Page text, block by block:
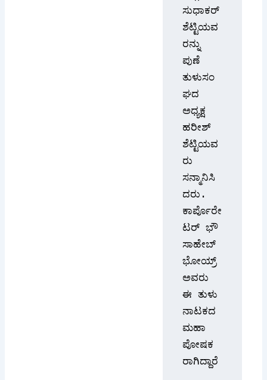
ಶೆಟ್ಟಿಯವ
ರನ್ನು
ಪುಣೆ
ತುಳುಸಂ
ಘದ
ಅಧ್ಯಕ್ಷ
ಹರೀಶ್
ಶೆಟ್ಟಿಯವ
ರು
ಸನ್ಮಾನಿಸಿ
ದರು.
ಕಾರ್ಪೊರೇ
ಟರ್ ಭೌ
ಸಾಹೇಬ್
ಭೋಯ್ರ್
ಅವರು
ಈ ತುಳು
ನಾಟಕದ
ಮಹಾ
ಪೋಷಕ
ರಾಗಿದ್ದಾರೆ